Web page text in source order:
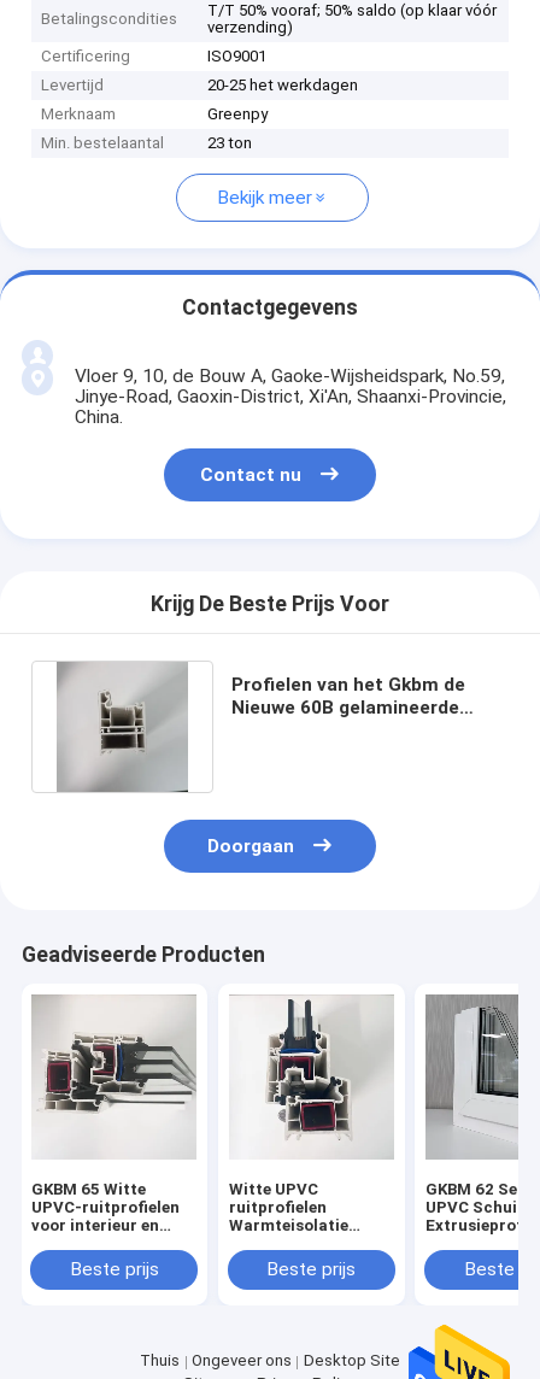
Betalingscondities
T/T 50% vooraf; 50% saldo (op klaar vóór
verzending)
Certificering
ISO9001
Levertijd
20-25 het werkdagen
Merknaam
Greenpy
Min. bestelaantal
23 ton
Bekijk meer
Contactgegevens
Vloer 9, 10, de Bouw A, Gaoke-Wijsheidspark, No.59,
Jinye-Road, Gaoxin-District, Xi'An, Shaanxi-Provincie,
China.
Contact nu
Krijg De Beste Prijs Voor
Profielen van het Gkbm de
Nieuwe 60B gelamineerde
Doorgaan
Geadviseerde Producten
GKBM 65 Witte
UPVC-ruitprofielen
voor interieur en
Beste prijs
Witte UPVC
ruitprofielen
Warmteisolatie
Beste prijs
GKBM 62
UPVC
componenten
Beste
Thuis Ongeveer ons
Desktop Site